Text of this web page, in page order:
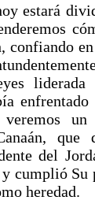
estará
confiando
veremos
que
del
cumplió Su
heredad.